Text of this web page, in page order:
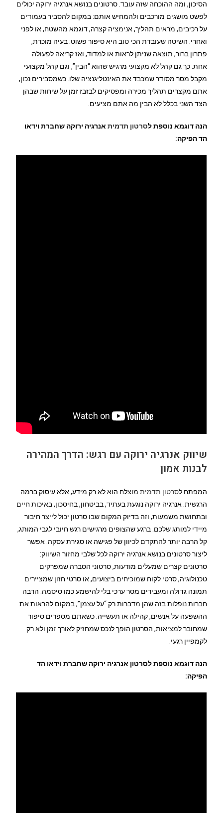
הסיכון, ומה ההוכחה שזה עובד. סרטונים בנושא אנרגיה ירוקה יכולים
לפשט מושגים מורכבים ולהמחיש אותם: במקום להסביר בעמודים
על רכיבים, מראים תהליך, אנימציה קצרה, דוגמא מהשטח, או לפני
ואחרי. השיטה שעובדת הכי טוב היא סיפור פשוט: בעיה מוכרת,
פתרון ברור, תוצאה שניתן לראות או למדוד, ואז קריאה לפעולה
אחת. כך גם קהל לא מקצועי מרגיש שהוא “הבין”, וגם קהל מקצועי
מקבל מסר מסודר שמכבד את האינטליגנציה שלו. כשמסבירים נכון,
אתם מקצרים תהליך מכירה ומפסיקים לבזבז זמן על שיחות שבהן
הצד השני בכלל לא הבין מה אתם מציעים.
הנה דוגמא נוספת לסרטון תדמית אנרגיה ירוקה שחברת וידאו
הד הפיקה:
שיווק אנרגיה ירוקה עם רגש: הדרך המהירה
לבנות אמון
המפתח לסרטון תדמית מוצלח הוא לא רק מידע, אלא עיסוק ברמה
הרגשית. אנרגיה ירוקה נוגעת בעתיד, בביטחון, בחיסכון, באיכות חיים
ובתחושת משמעות, וזה בדיוק המקום שבו סרטון יכול לייצר חיבור
מיידי למותג שלכם. ברגע שהצופים מרגישים רגש חיובי לגבי המותג,
קל הרבה יותר להתקדם לכיוון של פגישה או סגירת עסקה. אפשר
ליצור סרטונים בנושא אנרגיה ירוקה לכל שלבי מחזור השיווק:
סרטונים קצרים שמעלים מודעות, סרטוני הסברה שמפרקים
טכנולוגיה, סרטי לקוח שמוכיחים ביצועים, או סרטי חזון שמציירים
תמונה גדולה ומעבירים מסר ערכי בלי להישמע כמו סיסמה. הרבה
חברות נופלות בזה שהן מדברות רק “על עצמן”, במקום להראות את
ההשפעה על אנשים, קהילה או תעשייה. כשאתם מספרים סיפור
שמחובר למציאות, הסרטון הופך לנכס שמחזיק לאורך זמן ולא רק
לקמפיין רגעי.
הנה דוגמא נוספת לסרטון אנרגיה ירוקה שחברת וידאו הד
הפיקה: